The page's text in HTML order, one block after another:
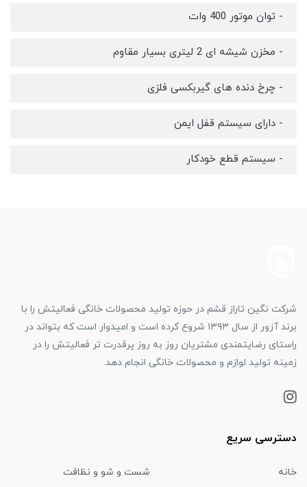
- توان موتور 400 وات
- مخزن شیشه ای 2 لیتری بسیار مقاوم
- چرخ دنده های گیربکسی فلزی
- دارای سیستم قفل ایمن
- سیستم قطع خودکار
شرکت نگین تاراز قشم در حوزه تولید محصولات خانگی فعالیتش را با
برند آزور از سال ۱۳۹۳ شروع کرده است و امیدوار است که بتواند در
راستای رضایتمندی مشتریان روز به روز پرقدرت تر فعالیتش را در
زمینه تولید لوازم و محصولات خانگی انجام دهد.
دسترسی سریع
خانه شست و شو و نظافت